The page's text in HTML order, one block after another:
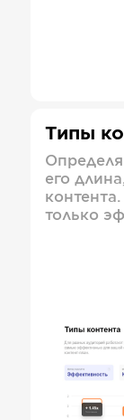
Типы
его
только